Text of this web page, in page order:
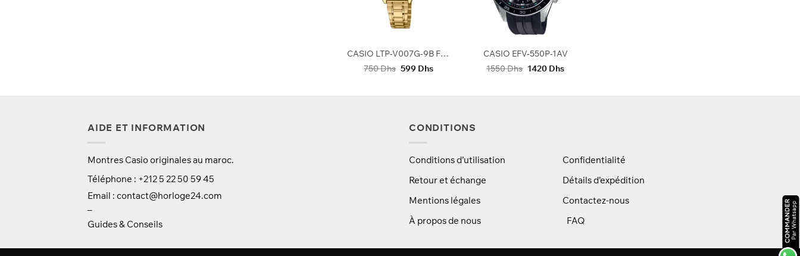
CASIO LTP-V007G-9B FEMMES
750Dhs Le
599 DhsLe
CASIO EFV-550P-1AV
1550Dhs Le
1420 DhsLe
AIDE ET INFORMATION
Montres Casio originales au maroc.
Téléphone : +212 5 22 50 59 45
Email : contact@horloge24.com
–
Guides & Conseils
CONDITIONS
Conditions d’utilisation
Confidentialité
Retour et échange
Détails d’expédition
Mentions légales
Contactez-nous
À propos de nous
FAQ